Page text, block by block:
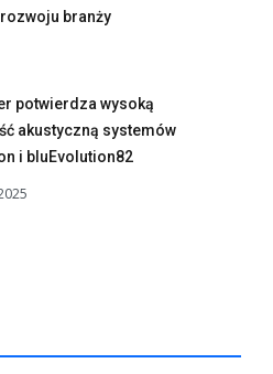
branży
potwierdza wysoką
akustyczną systemów
i bluEvolution82